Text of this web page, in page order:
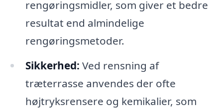
rengøringsmidler, som giver et bedre
resultat end almindelige
rengøringsmetoder.
Sikkerhed: Ved rensning af
træterrasse anvendes der ofte
højtryksrensere og kemikalier, som